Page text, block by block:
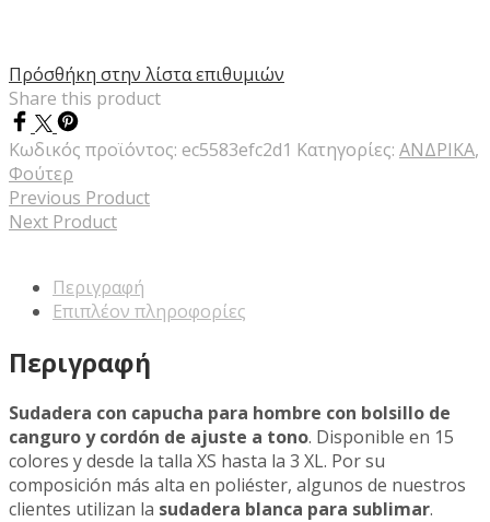
Πρόσθήκη στην λίστα επιθυμιών
Share this product
Κωδικός προϊόντος: ec5583efc2d1 Κατηγορίες: ΑΝΔΡΙΚΑ,
Φούτερ
Previous Product
Next Product
Περιγραφή
Επιπλέον πληροφορίες
Περιγραφή
Sudadera con capucha para hombre con bolsillo de
canguro y cordón de ajuste a tono. Disponible en 15
colores y desde la talla XS hasta la 3 XL. Por su
composición más alta en poliéster, algunos de nuestros
clientes utilizan la sudadera blanca para sublimar.